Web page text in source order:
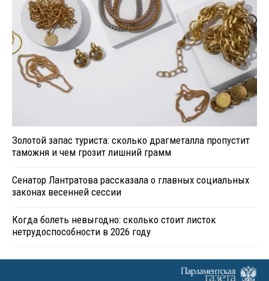
Золотой запас туриста: сколько драгметалла пропустит
таможня и чем грозит лишний грамм
Сенатор Лантратова рассказала о главных социальных
законах весенней сессии
Когда болеть невыгодно: сколько стоит листок
нетрудоспособности в 2026 году